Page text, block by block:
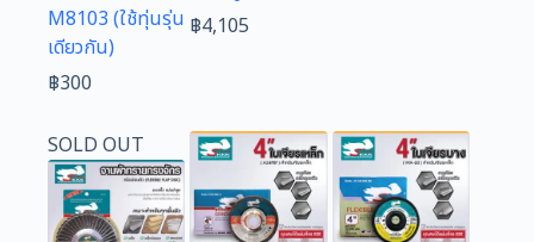
M8103 (ใช้ทุ่นรุ่น
เดียวกัน)
฿300
฿4,105
SOLD OUT